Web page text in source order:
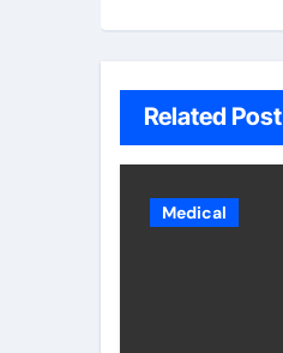
Related Post
Medical